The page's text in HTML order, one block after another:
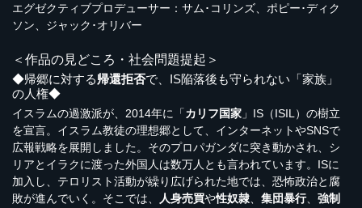
エグゼクティブプロデューサー：サム･コリンズ、ポピー･ディク
ソン、ジャック･オリバー
＜作品の見どころ・社会問題提起＞
◆帰郷に対する帰還拒否で、IS陥落後も守られない「家族」
の人権◆
イスラムの過激派が、2014年に「カリフ国家 」IS（ISIL）の樹立
を宣言。イスラム教徒の理想郷として、インターネットやSNSで
広報戦略を展開しました。そのプロパガンダに突き動かされ、シ
リアとイラクに渡った外国人は数万人とも言われています。ISに
加入し、テロリスト活動が繰り広げられた地では、恐怖政治と腐
敗が進んでいく。そこでは、
人身売買や性奴隷 集団暴行、 強制